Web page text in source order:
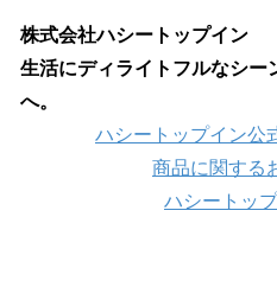
株式会社ハシートップイン
生活にディライトフルなシー
へ。
ハシートップイン公
商品に関する
ハシートッ